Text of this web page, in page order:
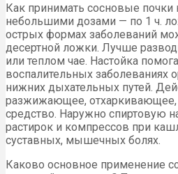
Как принимать сосновые
небольшими дозами — по 1 ч.
острых формах заболеваний
десертной ложки. Лучше
или теплом чае. Настойка
воспалительных заболеваниях
нижних дыхательных путей.
разжижающее, отхаркивающее,
средство. Наружно спиртовую
растирок и компрессов при
суставных, мышечных болях.
Каково основное применение